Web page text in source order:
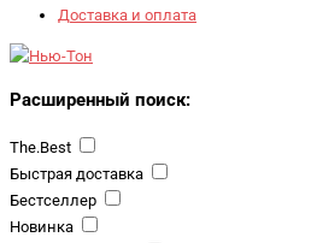
Доставка и оплата
Расширенный поиск:
The.Best
Быстрая доставка
Бестселлер
Новинка